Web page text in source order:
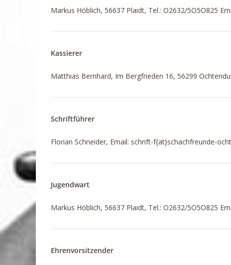
Markus Höblich, 56637 Plaidt, Tel.: O2632/5O5O825
Kassierer
Matthias Bernhard, Im Bergfrieden 16, 56299
Schriftführer
Florian Schneider, Email: schrift-f{at}schachfreunde-
Jugendwart
Markus Höblich, 56637 Plaidt, Tel.: O2632/5O5O825
Ehrenvorsitzender